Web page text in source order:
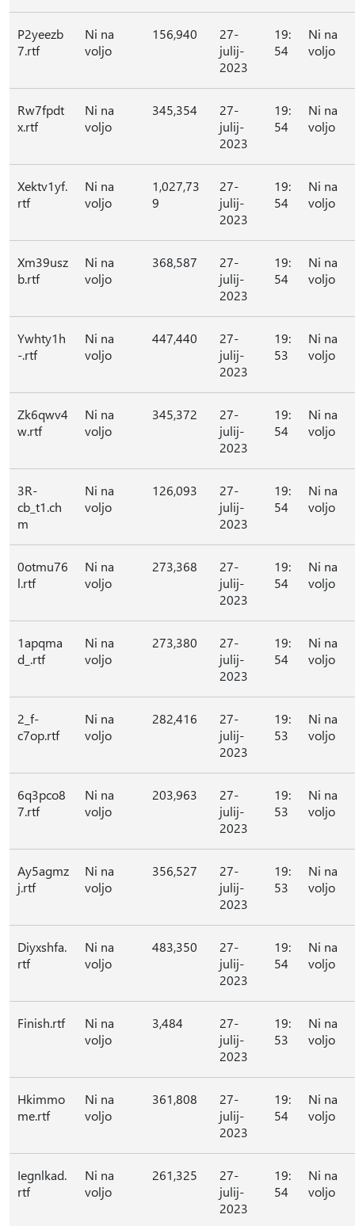
P2yeezb
7.rtf
Ni na
voljo
156,940
27-
julij-
2023
19:
54
Ni na
voljo
Rw7fpdt
x.rtf
Ni na
voljo
345,354
27-
julij-
2023
19:
54
Ni na
voljo
Xektv1yf.
rtf
Ni na
voljo
1,027,73
9
27-
julij-
2023
19:
54
Ni na
voljo
Xm39usz
b.rtf
Ni na
voljo
368,587
27-
julij-
2023
19:
54
Ni na
voljo
Ywhty1h
-.rtf
Ni na
voljo
447,440
27-
julij-
2023
19:
53
Ni na
voljo
Zk6qwv4
w.rtf
Ni na
voljo
345,372
27-
julij-
2023
19:
54
Ni na
voljo
3R-
cb_t1.ch
m
Ni na
voljo
126,093
27-
julij-
2023
19:
54
Ni na
voljo
0otmu76
l.rtf
Ni na
voljo
273,368
27-
julij-
2023
19:
54
Ni na
voljo
1apqma
d_.rtf
Ni na
voljo
273,380
27-
julij-
2023
19:
54
Ni na
voljo
2_f-
c7op.rtf
Ni na
voljo
282,416
27-
julij-
2023
19:
53
Ni na
voljo
6q3pco8
7.rtf
Ni na
voljo
203,963
27-
julij-
2023
19:
53
Ni na
voljo
Ay5agmz
j.rtf
Ni na
voljo
356,527
27-
julij-
2023
19:
53
Ni na
voljo
Diyxshfa.
rtf
Ni na
voljo
483,350
27-
julij-
2023
19:
54
Ni na
voljo
Finish.rtf
Ni na
voljo
3,484
27-
julij-
2023
19:
53
Ni na
voljo
Hkimmo
me.rtf
Ni na
voljo
361,808
27-
julij-
2023
19:
54
Ni na
voljo
Iegnlkad.
rtf
Ni na
voljo
261,325
27-
julij-
2023
19:
54
Ni na
voljo